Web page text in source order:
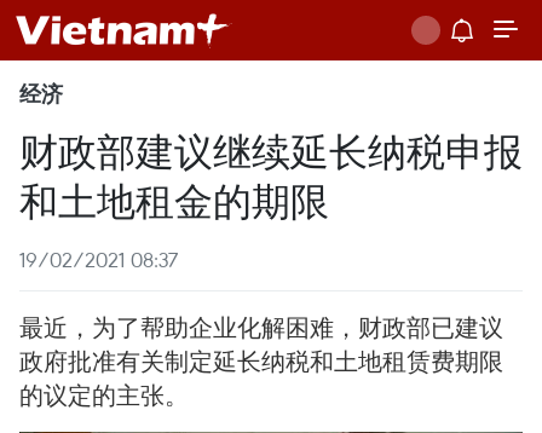
经济
财政部建议继续延长纳税申报
和土地租金的期限
19/02/2021 08:37
最近，为了帮助企业化解困难，财政部已建议
政府批准有关制定延长纳税和土地租赁费期限
的议定的主张。